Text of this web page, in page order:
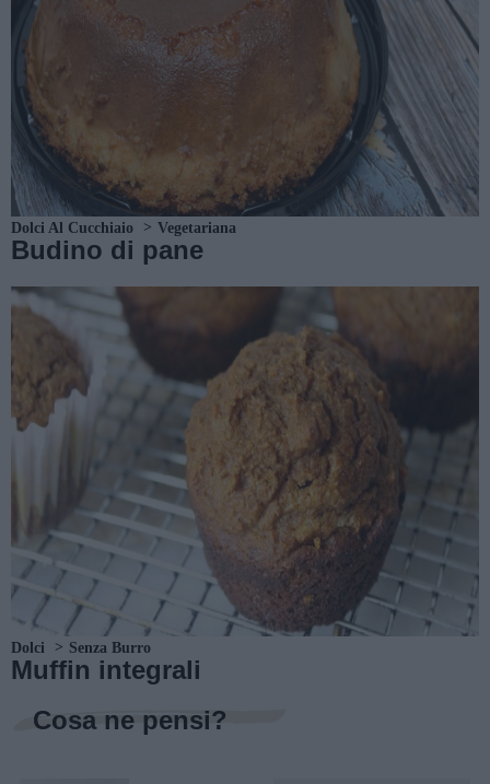
Dolci Al Cucchiaio Vegetariana
Budino di pane
Dolci Senza Burro
Muffin integrali
Cosa ne pensi?